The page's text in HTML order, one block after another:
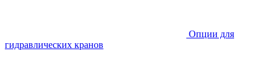
Опции для
гидравлических кранов